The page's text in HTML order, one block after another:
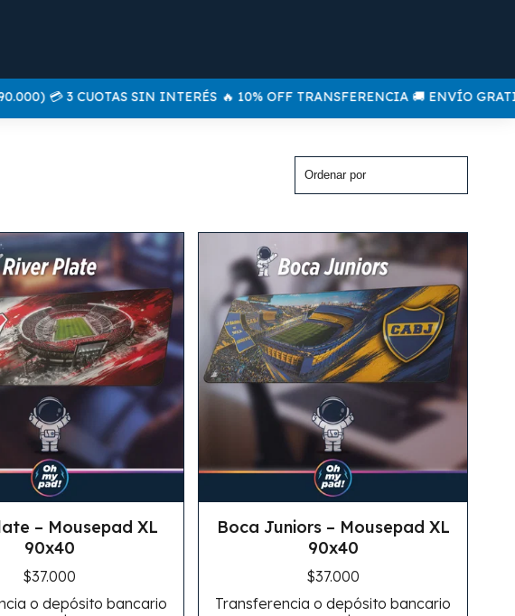
💳 3 CUOTAS SIN INTERÉS 🔥 10% OFF TRANSFERENCIA 🚚 ENVÍO GRATIS
– Mousepad XL
90x40
$37.000
o depósito bancario
Boca Juniors – Mousepad XL
90x40
$37.000
Transferencia o depósito bancario